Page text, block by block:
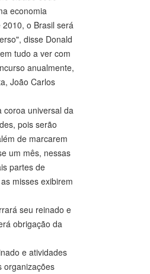
economia
o Brasil será
disse Donald
tudo a ver com
anualmente,
João Carlos
coroa universal da
pois serão
de marcarem
um mês, nessas
partes de
misses exibirem
seu reinado e
obrigação da
e atividades
organizações